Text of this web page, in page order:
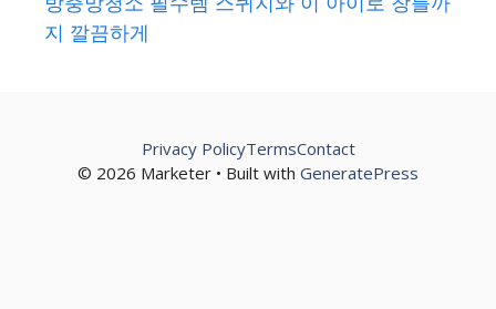
지 깔끔하게
© 2026 Marketer • Built with GeneratePress
Privacy PolicyTermsContact